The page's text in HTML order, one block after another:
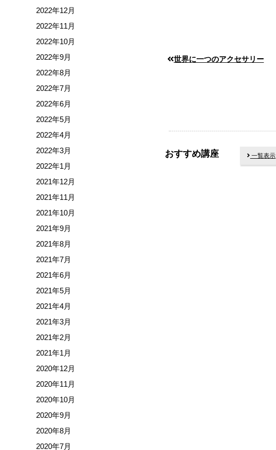
世界に一つのアクセサリー
おすすめ講座 一覧表示
2022年12月
2022年11月
2022年10月
2022年9月
2022年8月
2022年7月
2022年6月
2022年5月
2022年4月
2022年3月
2022年1月
2021年12月
2021年11月
2021年10月
2021年9月
2021年8月
2021年7月
2021年6月
2021年5月
2021年4月
2021年3月
2021年2月
2021年1月
2020年12月
2020年11月
2020年10月
2020年9月
2020年8月
2020年7月